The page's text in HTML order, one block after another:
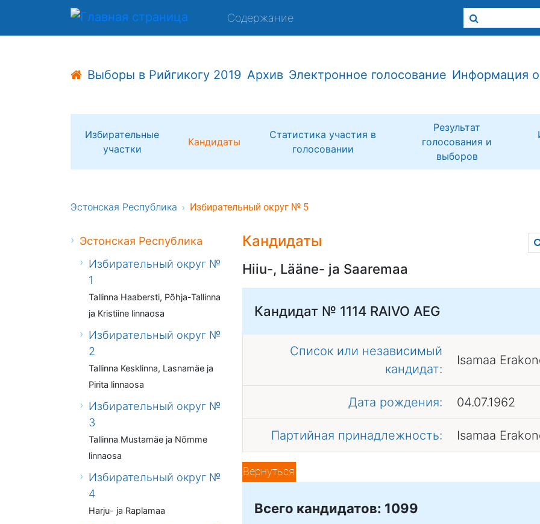
Содержание
Выборы в Рийгикогу 2019 Архив Электронное голосование Информация
Избирательные
участки
Кандидаты
Статистика участия в
голосовании
Результат
голосования и
выборов
Эстонская Республика Избирательный округ № 5
Эстонская Республика
Избирательный округ №
1
Tallinna Haabersti, Põhja-Tallinna
ja Kristiine linnaosa
Избирательный округ №
2
Tallinna Kesklinna, Lasnamäe ja
Pirita linnaosa
Избирательный округ №
3
Tallinna Mustamäe ja Nõmme
linnaosa
Избирательный округ №
4
Harju- ja Raplamaa
Кандидаты
Hiiu-, Lääne- ja Saaremaa
Кандидат № 1114 RAIVO AEG
Список или независимый
кандидат:
Isamaa
Дата рождения: 04.07.1962
Партийная принадлежность: Isamaa
Вернуться
Всего кандидатов: 1099